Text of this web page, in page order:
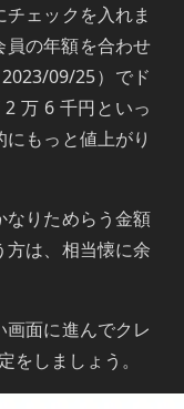
ェックを入れま
員の年額を合わせ
09/25）でド
万 6 千円といっ
もっと値上がり
なりためらう金額
は、相当懐に余
面に進んでクレ
をしましょう。